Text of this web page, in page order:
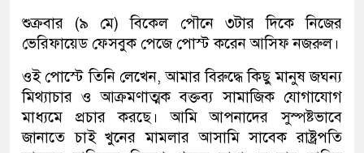
শুক্রবার (৯ মে) বিকেল পৌনে ৩টার দিকে নিজের
ভেরিফায়েড ফেসবুক পেজে পোস্ট করেন আসিফ নজরুল।
ওই পোস্টে তিনি লেখেন, আমার বিরুদ্ধে কিছু মানুষ জঘন্য
মিথ্যাচার ও আক্রমণাত্মক বক্তব্য সামাজিক যোগাযোগ
মাধ্যমে প্রচার করছে। আমি আপনাদের সুস্পষ্টভাবে
জানাতে চাই খুনের মামলার আসামি সাবেক রাষ্ট্রপতি